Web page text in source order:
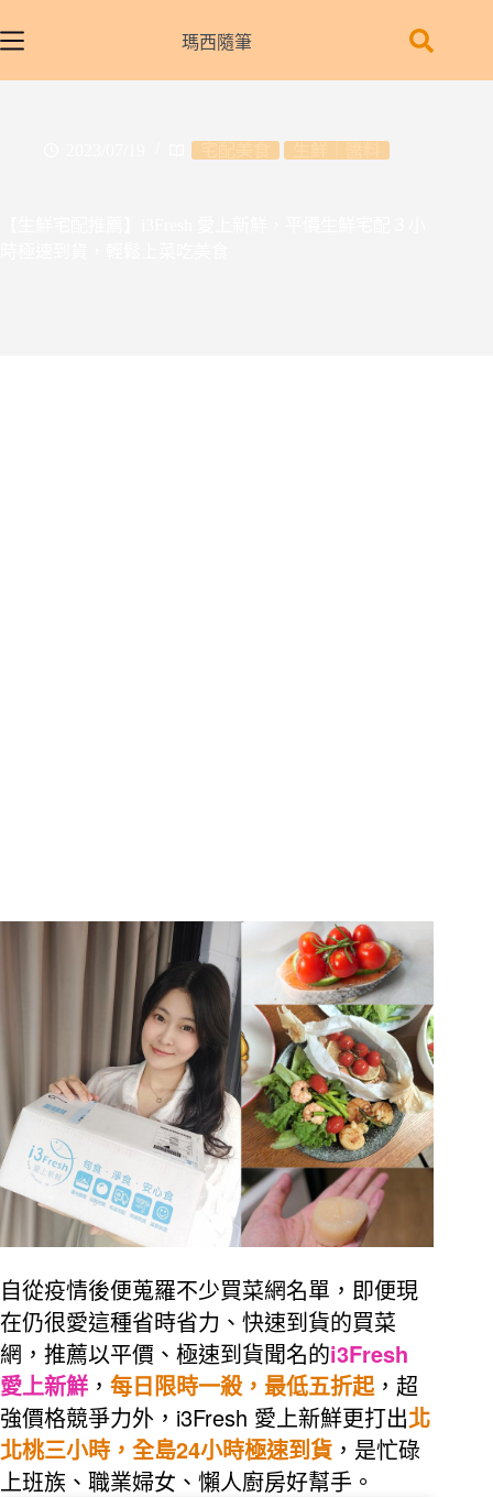
至
瑪西隨筆
自從疫情後便蒐羅不少買菜網名單，即便現
在仍很愛這種省時省力、快速到貨的買菜
網，推薦以平價、極速到貨聞名的i3Fresh
愛上新鮮 ， 每日限時一殺，最低五折起，超
強價格競爭力外， i3Fresh 愛上新鮮更打出北
北桃三小時，全島24小時極速到貨 ，是忙碌
上班族、職業婦女、懶人廚房好幫手。